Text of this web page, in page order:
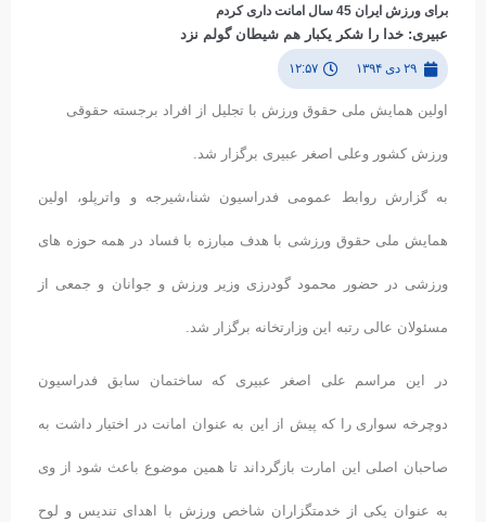
برای ورزش ایران 45 سال امانت داری کردم
عبیری: خدا را شکر یکبار هم شیطان گولم نزد
۲۹ دی ۱۳۹۴ ۱۲:۵۷
اولین همایش ملی حقوق ورزش با تجلیل از افراد برجسته حقوقی
ورزش کشور وعلی اصغر عبیری برگزار شد.
به گزارش روابط عمومی فدراسیون شنا،شیرجه و واترپلو، اولین
همایش ملی حقوق ورزشی با هدف مبارزه با فساد در همه حوزه های
ورزشی در حضور محمود گودرزی وزیر ورزش و جوانان و جمعی از
مسئولان عالی رتبه این وزارتخانه برگزار شد.
در این مراسم علی اصغر عبیری که ساختمان سابق فدراسیون
دوچرخه سواری را که پیش از این به عنوان امانت در اختیار داشت به
صاحبان اصلی این امارت بازگرداند تا همین موضوع باعث شود از وی
به عنوان یکی از خدمتگزاران شاخص ورزش با اهدای تندیس و لوح